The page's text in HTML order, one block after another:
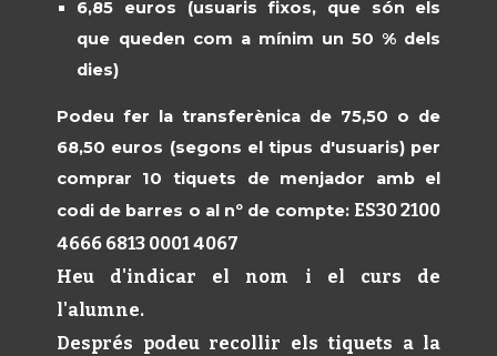
6,85 euros (usuaris fixos, que són els
que queden com a mínim un 50 % dels
dies)
Podeu fer la transferènica de 75,50 o de
68,50 euros (segons el tipus d'usuaris) per
comprar 10 tiquets de menjador amb el
codi de barres o al nº de compte: ES30 2100
4666 6813 0001 4067
Heu d'indicar el nom i el curs de
l'alumne.
Després podeu recollir els tiquets a la